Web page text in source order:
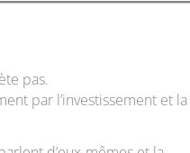
pas.
par l’investissement et la